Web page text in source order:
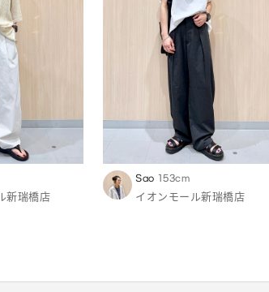
新瑞橋店
Sao 153cm
イオンモール新瑞橋店